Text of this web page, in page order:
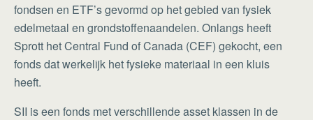
fondsen en ETF’s gevormd op het gebied van fysiek
edelmetaal en grondstoffenaandelen. Onlangs heeft
Sprott het Central Fund of Canada (CEF) gekocht, een
fonds dat werkelijk het fysieke materiaal in een kluis
heeft.
SII is een fonds met verschillende asset klassen in de